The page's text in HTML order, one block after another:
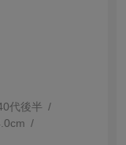
代後半